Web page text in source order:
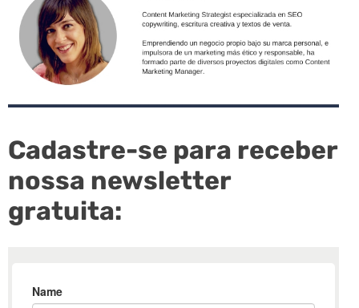
Cadastre-se para receber
nossa newsletter
gratuita: